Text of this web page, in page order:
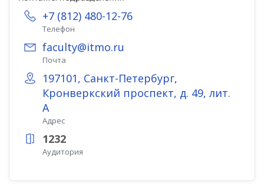
+7 (812) 480-12-76
Телефон
faculty@itmo.ru
Почта
197101, Санкт-Петербург,
Кронверкский проспект, д. 49, лит.
А
Адрес
1232
Аудитория